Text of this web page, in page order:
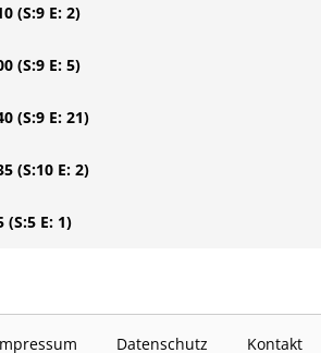
(S:9 E: 2)
(S:9 E: 5)
(S:9 E: 21)
(S:10 E: 2)
(S:5 E: 1)
Datenschutz Kontakt